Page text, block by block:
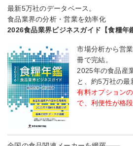
最新5万社のデータベース。
食品業界の分析・営業を効率化
2026食品業界ビジネスガイド【食糧年
市場分析から営
冊で完結。
2025年の食品産
と、約5万社の最
有料オプション
で、利便性が格